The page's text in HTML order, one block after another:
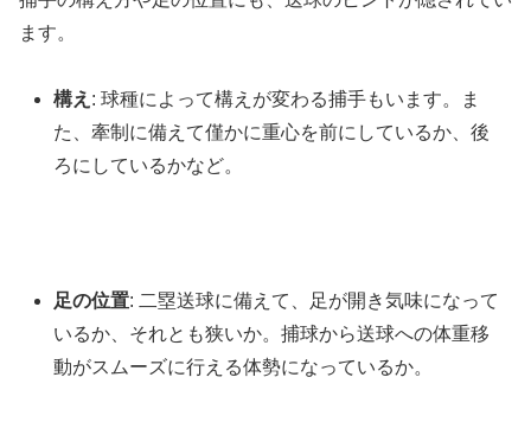
ます。
構え : 球種によって構えが変わる捕手もいます。ま
た、牽制に備えて僅かに重心を前にしているか、後
ろにしているかなど。
足の位置: 二塁送球に備えて、足が開き気味になって
いるか、それとも狭いか。捕球から送球への体重移
動がスムーズに行える体勢になっているか。